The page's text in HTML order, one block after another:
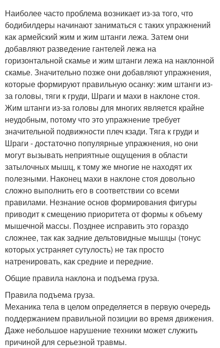
Наиболее часто проблема возникает из-за того, что
бодибилдеры начинают заниматься с таких упражнений
как армейский жим и жим штанги лежа. Затем они
добавляют разведение гантелей лежа на
горизонтальной скамье и жим штанги лежа на наклонной
скамье. Значительно позже они добавляют упражнения,
которые формируют правильную осанку: жим штанги из-
за головы, тяги к груди, Шраги и махи в наклоне стоя.
Жим штанги из-за головы для многих является крайне
неудобным, потому что это упражнение требует
значительной подвижности плеч кзади. Тяга к груди и
Шраги - достаточно популярные упражнения, но они
могут вызывать неприятные ощущения в области
затылочных мышц, к тому же многие не находят их
полезными. Наконец махи в наклоне стоя довольно
сложно выполнить его в соответствии со всеми
правилами. Незнание основ формирования фигуры
приводит к смещению приоритета от формы к объему
мышечной массы. Позднее исправить это гораздо
сложнее, так как задние дельтовидные мышцы (тонус
которых устраняет сутулость) не так просто
натренировать, как средние и передние.
Общие правила наклона и подъема груза.
Правила подъема груза.
Механика тела в целом определяется в первую очередь
поддержанием правильной позиции во время движения.
Даже небольшое нарушение техники может служить
причиной для серьезной травмы.